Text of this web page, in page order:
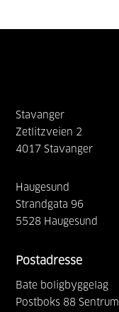
Stavanger
Zetlitzveien 2
4017 Stavanger
Haugesund
Strandgata 96
5528 Haugesund
Postadresse
Bate boligbyggelag
Postboks 88 Sentrum